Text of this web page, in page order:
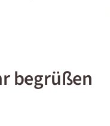
begrüßen